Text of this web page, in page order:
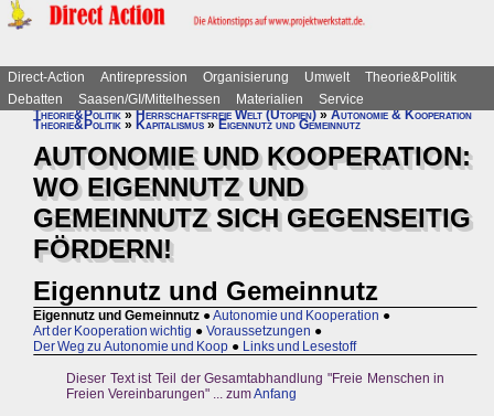
Direct-Action Antirepression Organisierung Umwelt
Theorie&Politik
Debatten
Saasen/GI/Mittelhessen Materialien
Service
Theorie&Politik»Herrschaftsfreie Welt (Utopien)»Autonomie & Kooperation
Theorie&Politik » Kapitalismus » Eigennutz und Gemeinnutz
AUTONOMIE UND KOOPERATION:
WO EIGENNUTZ UND
GEMEINNUTZ SICH GEGENSEITIG
FÖRDERN!
Eigennutz und Gemeinnutz
Eigennutz und Gemeinnutz ●Autonomie und Kooperation ●
Art der Kooperation wichtig ● Voraussetzungen ●
Der Weg zu Autonomie und Koop ● Links und Lesestoff
Dieser Text ist Teil der Gesamtabhandlung "Freie Menschen in
Freien Vereinbarungen" ... zumAnfang